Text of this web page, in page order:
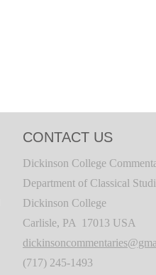
CONTACT US
Dickinson College
Department of Classical
Dickinson College
Carlisle, PA 17013 USA
(717) 245-1493